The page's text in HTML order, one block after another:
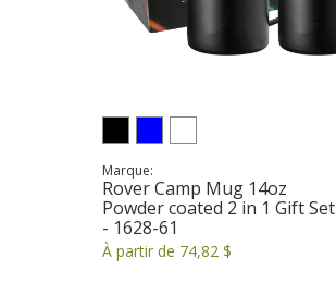
Marque:
Rover Camp Mug 14oz
Powder coated 2 in 1 Gift Set
- 1628-61
À partir de 74,82 $